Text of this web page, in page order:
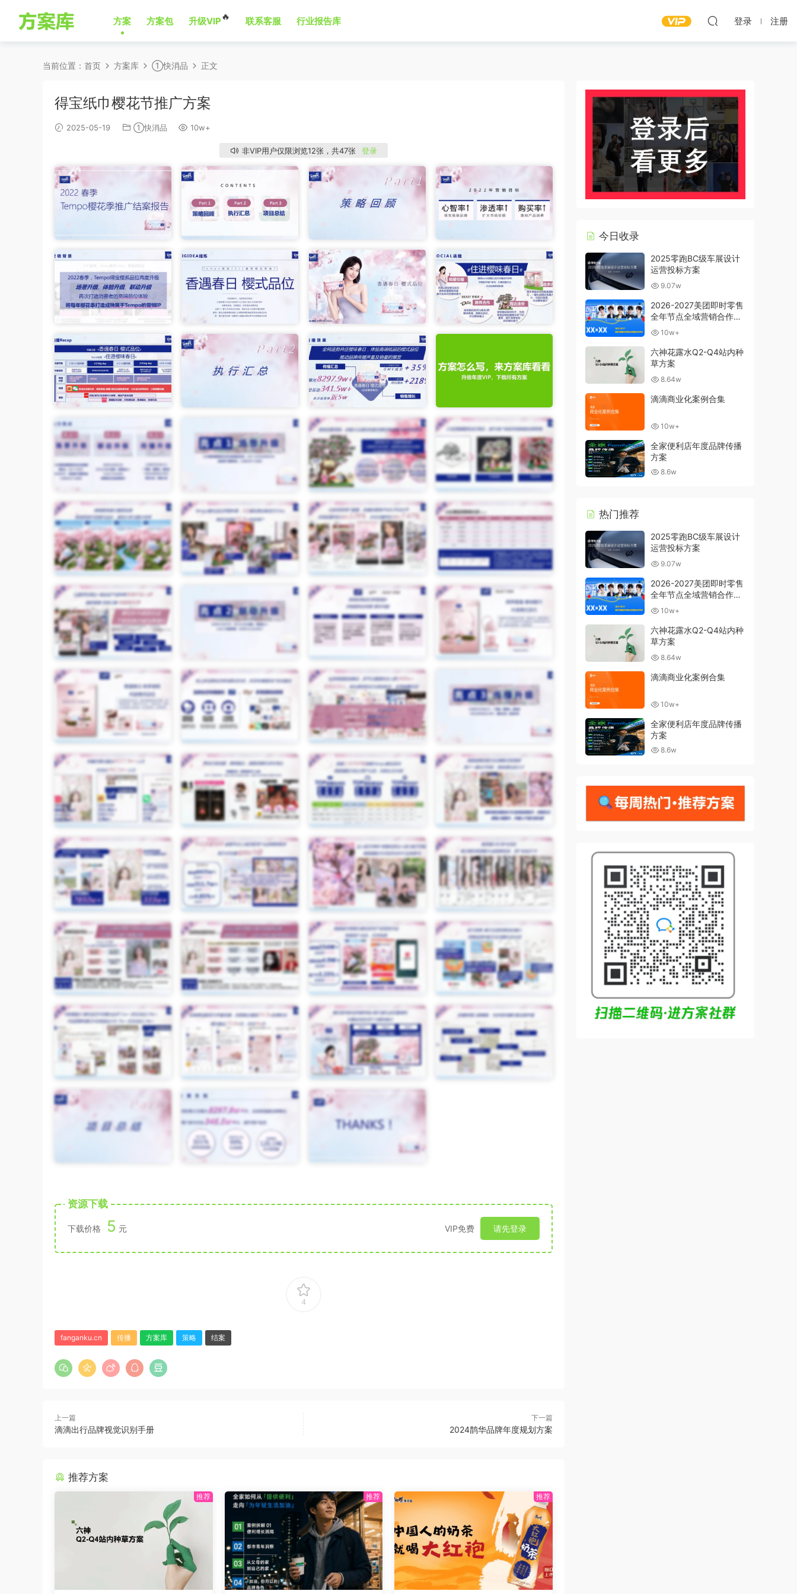
方案 方案包 升级VIP🔥 联系客服 行业报告库 登录 注册
当前位置： 首页 方案库 ①快消品 正文
得宝纸巾樱花节推广方案
2025-05-19 ①快消品 10w+
非VIP用户仅限浏览12张，共47张 登录
资源下载
下载价格 5 元 VIP免费 请先登录
4
fanganku.cn 传播 方案库 策略 结案
上一篇
滴滴出行品牌视觉识别手册
下一篇
2024鹊华品牌年度规划方案
推荐方案
今日收录
2025零跑BC级车展设计
运营投标方案
9.07w
2026-2027美团即时零售
全年节点全域营销合作方
案 10w+
六神花露水Q2-Q4站内种
草方案
8.64w
滴滴商业化案例合集
10w+
全家便利店年度品牌传播
方案
8.6w
热门推荐
2025零跑BC级车展设计
运营投标方案
9.07w
2026-2027美团即时零售
全年节点全域营销合作方
案 10w+
六神花露水Q2-Q4站内种
草方案
8.64w
滴滴商业化案例合集
10w+
全家便利店年度品牌传播
方案
8.6w